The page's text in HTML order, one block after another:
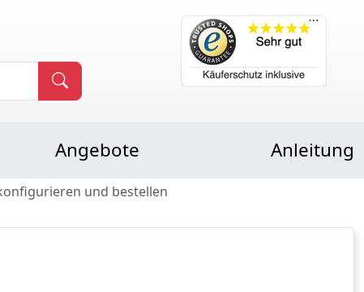
Angebote Anleitung
und bestellen